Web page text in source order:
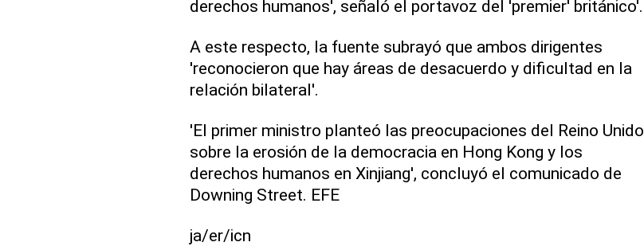
derechos humanos', señaló el portavoz del 'premier' británico'.
A este respecto, la fuente subrayó que ambos dirigentes
'reconocieron que hay áreas de desacuerdo y dificultad en la
relación bilateral'.
'El primer ministro planteó las preocupaciones del Reino Unido
sobre la erosión de la democracia en Hong Kong y los
derechos humanos en Xinjiang', concluyó el comunicado de
Downing Street. EFE
ja/er/icn